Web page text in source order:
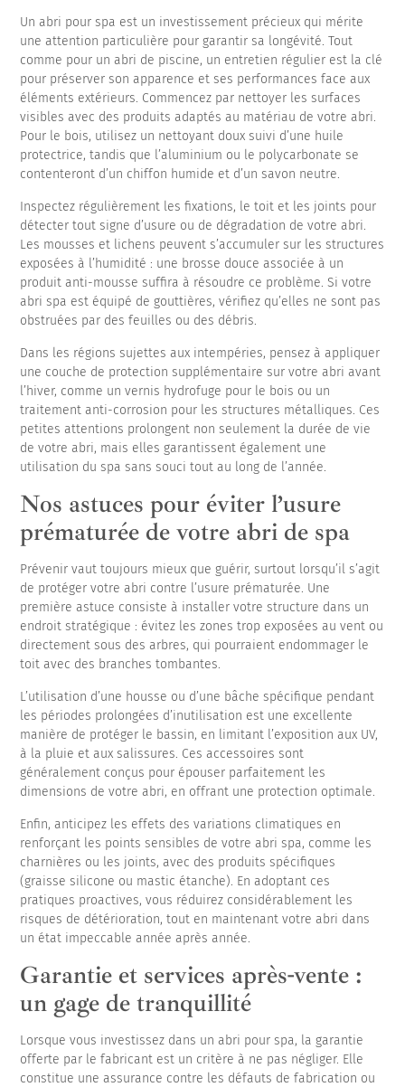
Un abri pour spa est un investissement précieux qui mérite
une attention particulière pour garantir sa longévité. Tout
comme pour un abri de piscine, un entretien régulier est la clé
pour préserver son apparence et ses performances face aux
éléments extérieurs. Commencez par nettoyer les surfaces
visibles avec des produits adaptés au matériau de votre abri.
Pour le bois, utilisez un nettoyant doux suivi d’une huile
protectrice, tandis que l’aluminium ou le polycarbonate se
contenteront d’un chiffon humide et d’un savon neutre.
Inspectez régulièrement les fixations, le toit et les joints pour
détecter tout signe d’usure ou de dégradation de votre abri.
Les mousses et lichens peuvent s’accumuler sur les structures
exposées à l’humidité : une brosse douce associée à un
produit anti-mousse suffira à résoudre ce problème. Si votre
abri spa est équipé de gouttières, vérifiez qu’elles ne sont pas
obstruées par des feuilles ou des débris.
Dans les régions sujettes aux intempéries, pensez à appliquer
une couche de protection supplémentaire sur votre abri avant
l’hiver, comme un vernis hydrofuge pour le bois ou un
traitement anti-corrosion pour les structures métalliques. Ces
petites attentions prolongent non seulement la durée de vie
de votre abri, mais elles garantissent également une
utilisation du spa sans souci tout au long de l’année.
Nos astuces pour éviter l’usure
prématurée de votre abri de spa
Prévenir vaut toujours mieux que guérir, surtout lorsqu’il s’agit
de protéger votre abri contre l’usure prématurée. Une
première astuce consiste à installer votre structure dans un
endroit stratégique : évitez les zones trop exposées au vent ou
directement sous des arbres, qui pourraient endommager le
toit avec des branches tombantes.
L’utilisation d’une housse ou d’une bâche spécifique pendant
les périodes prolongées d’inutilisation est une excellente
manière de protéger le bassin, en limitant l’exposition aux UV,
à la pluie et aux salissures. Ces accessoires sont
généralement conçus pour épouser parfaitement les
dimensions de votre abri, en offrant une protection optimale.
Enfin, anticipez les effets des variations climatiques en
renforçant les points sensibles de votre abri spa, comme les
charnières ou les joints, avec des produits spécifiques
(graisse silicone ou mastic étanche). En adoptant ces
pratiques proactives, vous réduirez considérablement les
risques de détérioration, tout en maintenant votre abri dans
un état impeccable année après année.
Garantie et services après-vente :
un gage de tranquillité
Lorsque vous investissez dans un abri pour spa, la garantie
offerte par le fabricant est un critère à ne pas négliger. Elle
constitue une assurance contre les défauts de fabrication ou